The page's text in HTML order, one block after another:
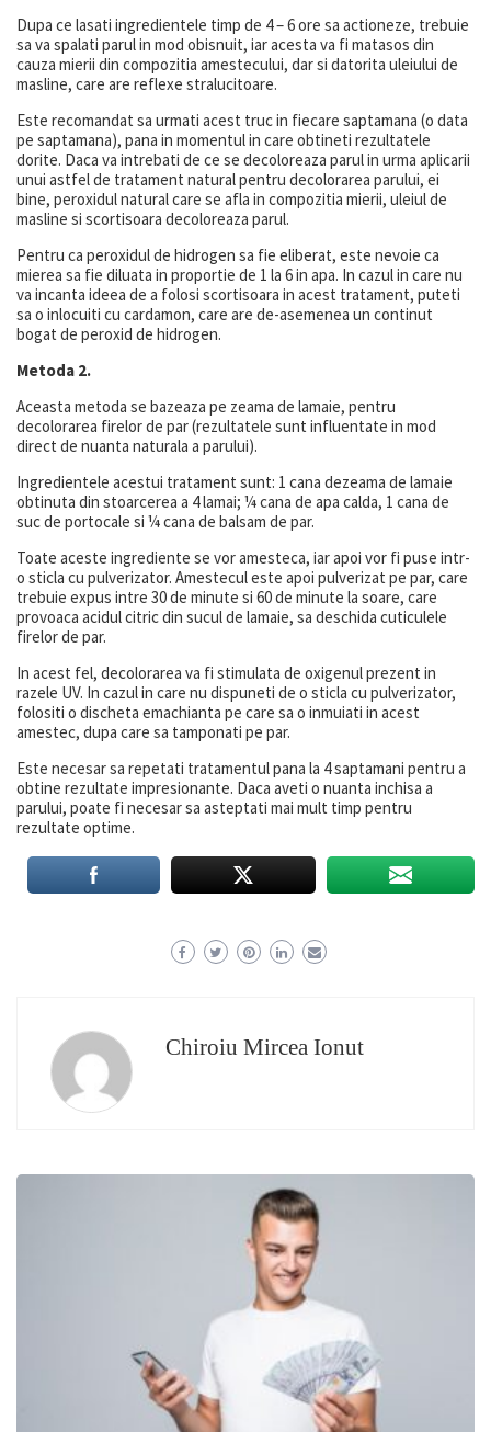
Dupa ce lasati ingredientele timp de 4 – 6 ore sa actioneze, trebuie
sa va spalati parul in mod obisnuit, iar acesta va fi matasos din
cauza mierii din compozitia amestecului, dar si datorita uleiului de
masline, care are reflexe stralucitoare.
Este recomandat sa urmati acest truc in fiecare saptamana (o data
pe saptamana), pana in momentul in care obtineti rezultatele
dorite. Daca va intrebati de ce se decoloreaza parul in urma aplicarii
unui astfel de tratament natural pentru decolorarea parului, ei
bine, peroxidul natural care se afla in compozitia mierii, uleiul de
masline si scortisoara decoloreaza parul.
Pentru ca peroxidul de hidrogen sa fie eliberat, este nevoie ca
mierea sa fie diluata in proportie de 1 la 6 in apa. In cazul in care nu
va incanta ideea de a folosi scortisoara in acest tratament, puteti
sa o inlocuiti cu cardamon, care are de-asemenea un continut
bogat de peroxid de hidrogen.
Metoda 2.
Aceasta metoda se bazeaza pe zeama de lamaie, pentru
decolorarea firelor de par (rezultatele sunt influentate in mod
direct de nuanta naturala a parului).
Ingredientele acestui tratament sunt: 1 cana dezeama de lamaie
obtinuta din stoarcerea a 4 lamai; ¼ cana de apa calda, 1 cana de
suc de portocale si ¼ cana de balsam de par.
Toate aceste ingrediente se vor amesteca, iar apoi vor fi puse intr-
o sticla cu pulverizator. Amestecul este apoi pulverizat pe par, care
trebuie expus intre 30 de minute si 60 de minute la soare, care
provoaca acidul citric din sucul de lamaie, sa deschida cuticulele
firelor de par.
In acest fel, decolorarea va fi stimulata de oxigenul prezent in
razele UV. In cazul in care nu dispuneti de o sticla cu pulverizator,
folositi o discheta emachianta pe care sa o inmuiati in acest
amestec, dupa care sa tamponati pe par.
Este necesar sa repetati tratamentul pana la 4 saptamani pentru a
obtine rezultate impresionante. Daca aveti o nuanta inchisa a
parului, poate fi necesar sa asteptati mai mult timp pentru
rezultate optime.
Chiroiu Mircea Ionut